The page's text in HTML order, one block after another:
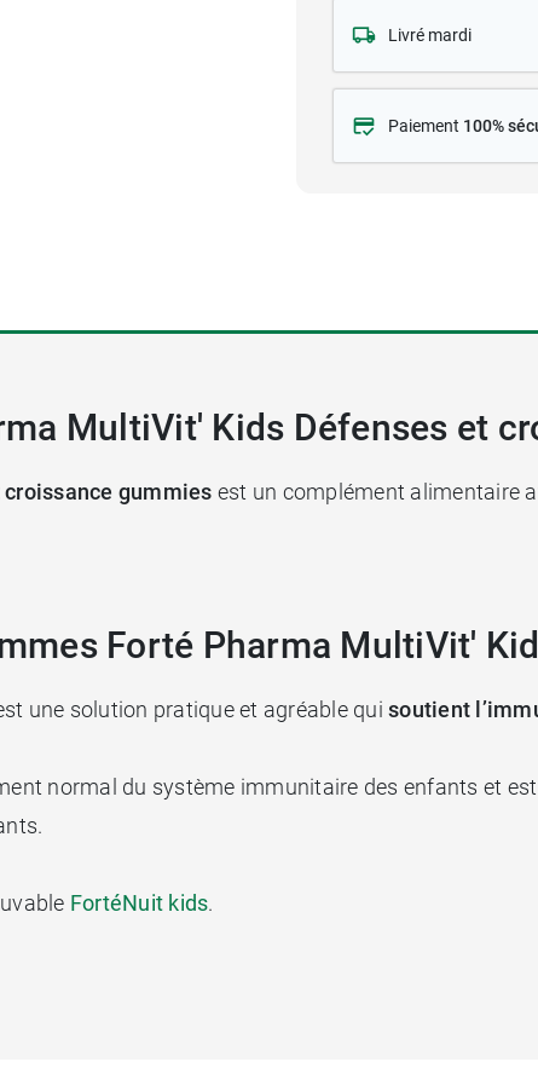
Livré mardi
Paiement 100%
MultiVit' Kids Défenses et
gummies est un complément alimentaire
Forté Pharma MultiVit'
une solution pratique et agréable qui soutient
normal du système immunitaire des enfants et
FortéNuit kids.